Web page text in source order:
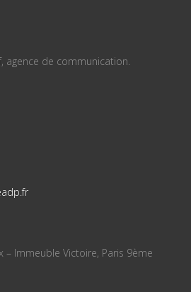
agence de communication.
– Immeuble Victoire, Paris 9ème